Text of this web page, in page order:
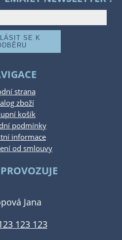
strana
zboží
košík
podmínky
informace
od smlouvy
Jana
123 123